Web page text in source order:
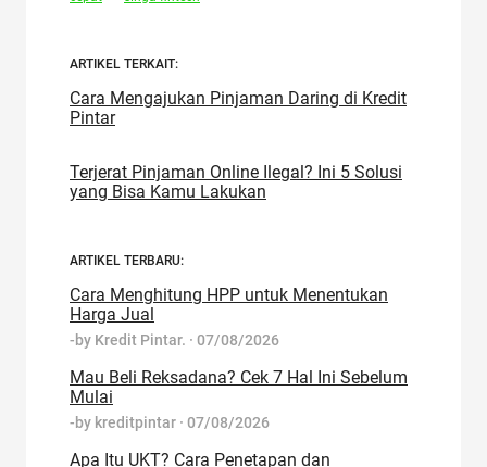
ARTIKEL TERKAIT:
Cara Mengajukan Pinjaman Daring di Kredit
Pintar
Terjerat Pinjaman Online Ilegal? Ini 5 Solusi
yang Bisa Kamu Lakukan
ARTIKEL TERBARU:
Cara Menghitung HPP untuk Menentukan
Harga Jual
-by Kredit Pintar. · 07/08/2026
Mau Beli Reksadana? Cek 7 Hal Ini Sebelum
Mulai
-by kreditpintar · 07/08/2026
Apa Itu UKT? Cara Penetapan dan